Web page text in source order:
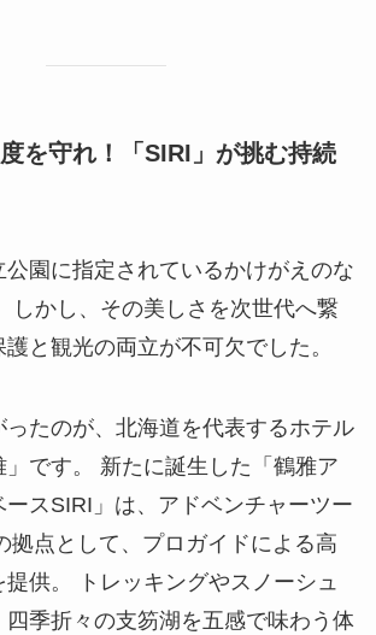
を守れ！「SIRI」が挑む持続
園に指定されているかけがえのな
しかし、その美しさを次世代へ繋
と観光の両立が不可欠でした。
ったのが、北海道を代表するホテル
」です。 新たに誕生した「鶴雅ア
ースSIRI」は、アドベンチャーツー
拠点として、プロガイドによる高
供。 トレッキングやスノーシュ
四季折々の支笏湖を五感で味わう体